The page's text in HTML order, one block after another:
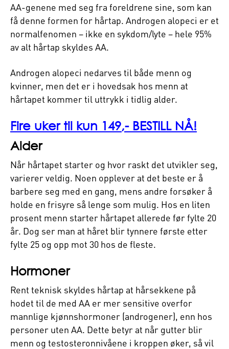
AA-genene med seg fra foreldrene sine, som kan
få denne formen for hårtap. Androgen alopeci er et
normalfenomen – ikke en sykdom/lyte – hele 95%
av alt hårtap skyldes AA.
Androgen alopeci nedarves til både menn og
kvinner, men det er i hovedsak hos menn at
hårtapet kommer til uttrykk i tidlig alder.
Fire uker til kun 149,- BESTILL NÅ!
Alder
Når hårtapet starter og hvor raskt det utvikler seg,
varierer veldig. Noen opplever at det beste er å
barbere seg med en gang, mens andre forsøker å
holde en frisyre så lenge som mulig. Hos en liten
prosent menn starter hårtapet allerede før fylte 20
år. Dog ser man at håret blir tynnere første etter
fylte 25 og opp mot 30 hos de fleste.
Hormoner
Rent teknisk skyldes hårtap at hårsekkene på
hodet til de med AA er mer sensitive overfor
mannlige kjønnshormoner (androgener), enn hos
personer uten AA. Dette betyr at når gutter blir
menn og testosteronnivåene i kroppen øker, så vil